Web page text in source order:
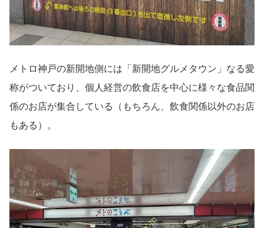
メトロ神戸の新開地側には「新開地グルメタウン」なる愛
称がついており、個人経営の飲食店を中心に様々な食品関
係のお店が集合している（もちろん、飲食関係以外のお店
もある）。